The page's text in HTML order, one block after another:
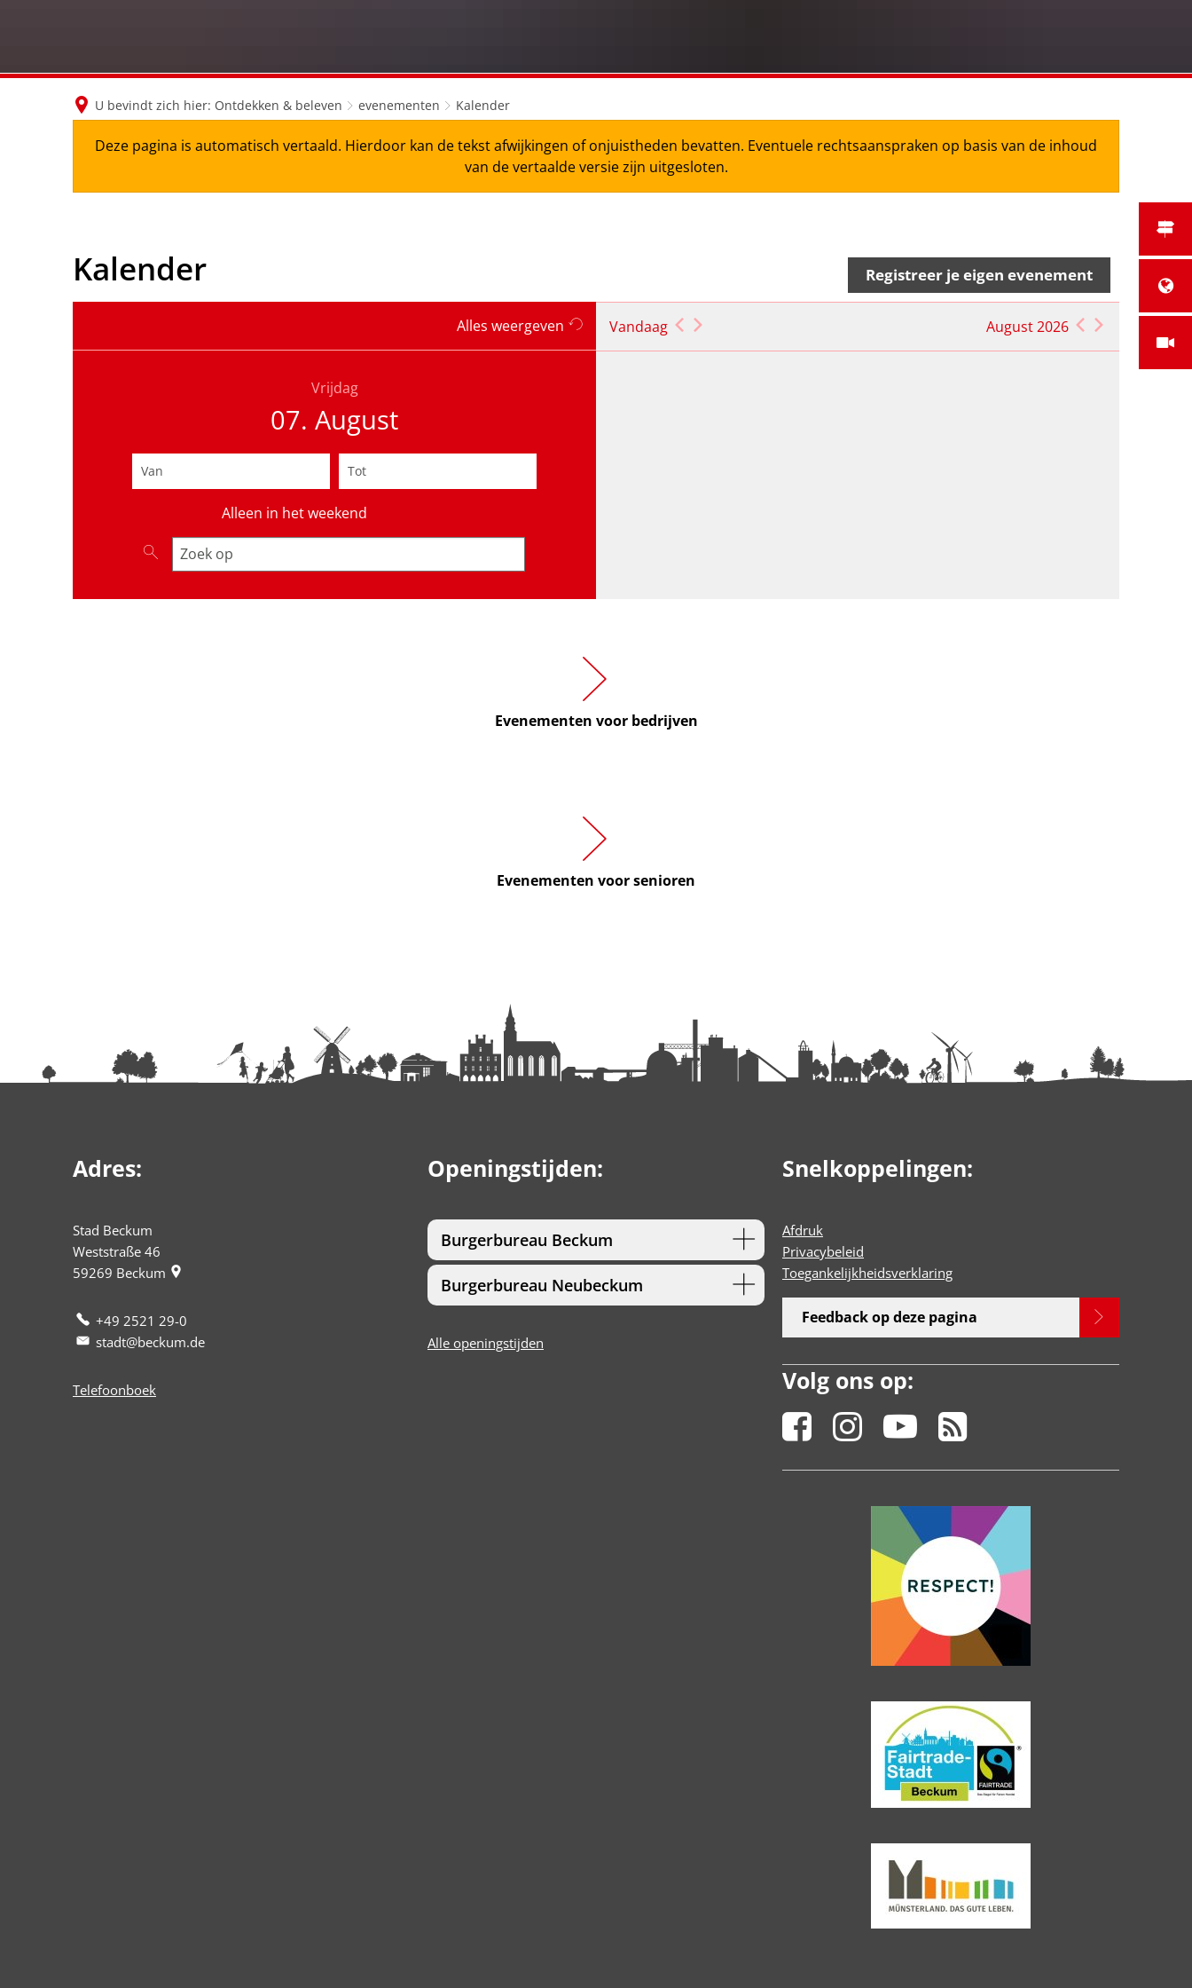
U bevindt zich hier: Ontdekken & beleven evenementen Kalender
Deze pagina is automatisch vertaald. Hierdoor kan de tekst afwijkingen of onjuistheden bevatten. Eventuele rechtsaanspraken op basis van de inhoud
van de vertaalde versie zijn uitgesloten.
Kalender Registreer je eigen evenement
Alles weergeven
Vrijdag
07. August
Van Tot
Alleen in het weekend
Evenementen zoeken
Vandaag August 2026
Evenementen voor bedrijven
Evenementen voor senioren
Adres:
Stad Beckum
Weststraße 46
59269 Beckum
+49 2521 29-0
stadt@beckum.de
Telefoonboek
Openingstijden:
Burgerbureau Beckum
Burgerbureau Neubeckum
Alle openingstijden
Snelkoppelingen:
Afdruk
Privacybeleid
Toegankelijkheidsverklaring
Feedback op deze pagina
Volg ons op: